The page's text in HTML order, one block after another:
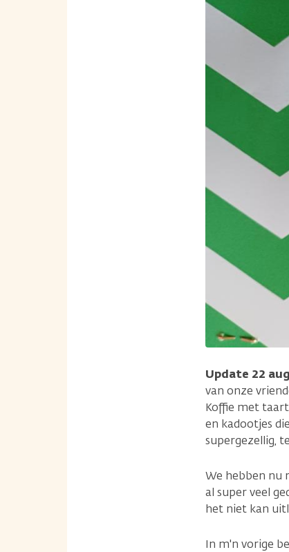
Update 22
van onze
Koffie met
en kadootjes
supergezellig,
We hebben nu
al super veel
het niet kan
In m'n vorige